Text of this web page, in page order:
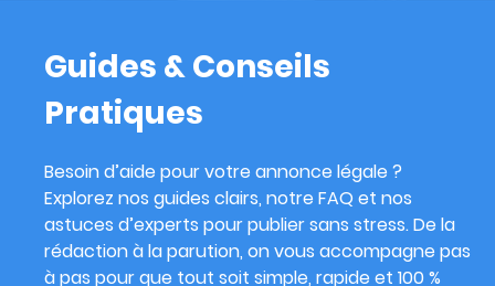
Guides & Conseils
Pratiques
Besoin d’aide pour votre annonce légale ?
Explorez nos guides clairs, notre FAQ et nos
astuces d’experts pour publier sans stress. De la
rédaction à la parution, on vous accompagne pas
à pas pour que tout soit simple, rapide et 100 %